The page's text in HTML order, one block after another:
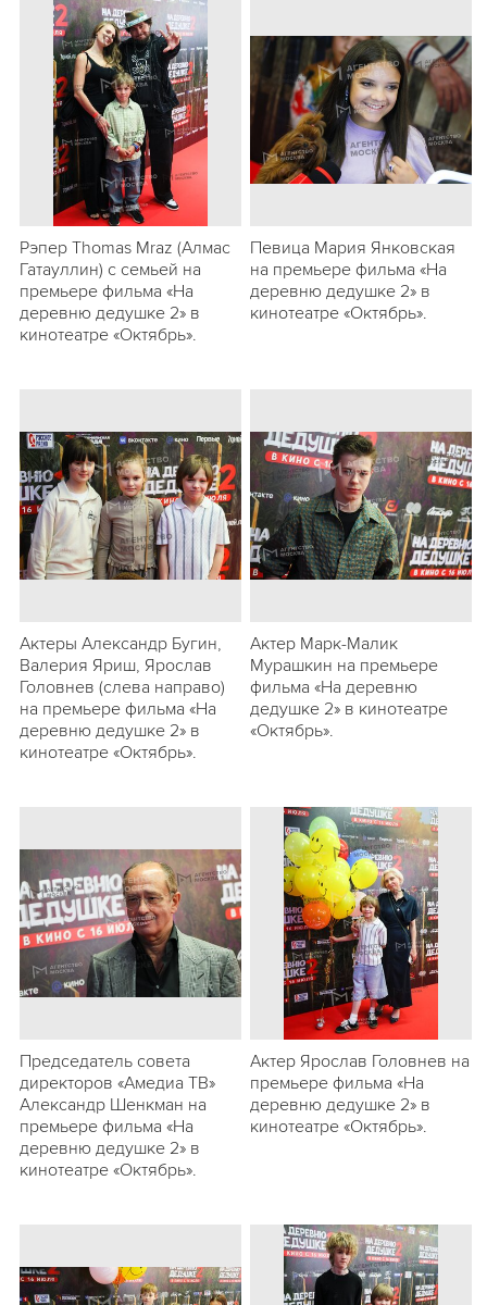
Рэпер Thomas Mraz (Алмас
Гатауллин) с семьей на
премьере фильма «На
деревню дедушке 2» в
кинотеатре «Октябрь».
Певица Мария Янковская
на премьере фильма «На
деревню дедушке 2» в
кинотеатре «Октябрь».
Актеры Александр Бугин,
Валерия Яриш, Ярослав
Головнев (слева направо)
на премьере фильма «На
деревню дедушке 2» в
кинотеатре «Октябрь».
Актер Марк-Малик
Мурашкин на премьере
фильма «На деревню
дедушке 2» в кинотеатре
«Октябрь».
Председатель совета
директоров «Амедиа ТВ»
Александр Шенкман на
премьере фильма «На
деревню дедушке 2» в
кинотеатре «Октябрь».
Актер Ярослав Головнeв на
премьере фильма «На
деревню дедушке 2» в
кинотеатре «Октябрь».